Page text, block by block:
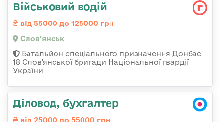
Військовий водій
від 55000 до 125000 грн
Слов'янськ
Батальйон спеціального призначення Донбас
18 Слов'янської бригади Національної гвардії
України
Діловод, бухгалтер
від 25000 до 55000 грн